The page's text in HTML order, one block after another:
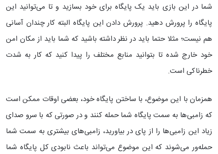
شما در این بازی باید یک پایگاه برای خود بسازید و تا می‌توانید این
پایگاه را پرورش دهید. پرورش دادن این پایگاه البته کار چندان آسانی
هم نیست؛ مثلا حتما باید در نظر داشته باشید که شما باید از مکان امن
خود خارج شده تا بتوانید منابع مختلف را پیدا کنید که کار به شدت
خطرناکی است.
همزمان با این موضوع، با ساختن پایگاه خود، بعضی اوقات ممکن است
که زامبی‌ها به سمت پایگاه شما حمله کنند و در صورتی که با سرو صدای
زیاد این زامبی‌ها را از پای در بیاورید، زامبی‌های بیشتری به سمت شما
حمله‌ور می‌شوند که این موضوع می‌تواند باعث نابودی کل پایگاه شما